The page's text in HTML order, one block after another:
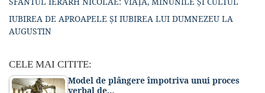
IUBIREA DE APROAPELE ȘI IUBIREA LUI DUMNEZEU LA
AUGUSTIN
CELE MAI CITITE:
Model de plângere împotriva unui proces
verbal de…